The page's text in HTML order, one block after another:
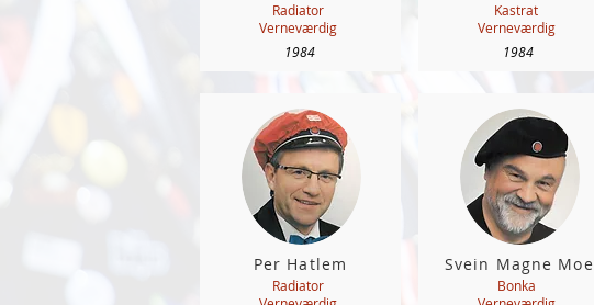
Radiator
Verneværdig
1984
Per Hatlem
Radiator
Kastrat
Verneværdig
1984
Svein Magne Moe
Bonka